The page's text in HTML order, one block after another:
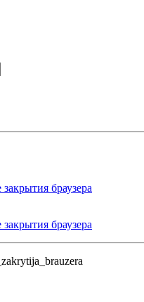
браузера
браузера